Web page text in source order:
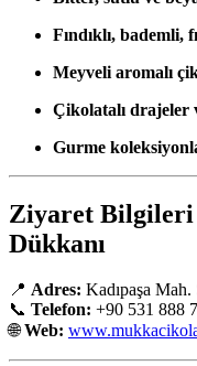
Fındıklı, bademli,
Meyveli aromalı
Çikolatalı drajeler
Gurme
Ziyaret
Dükkanı
📍 Adres: Kadıpaşa
📞 Telefon: +90 531 888
🌐Web: